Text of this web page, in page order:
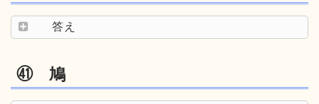
答え
㊶ 鳩